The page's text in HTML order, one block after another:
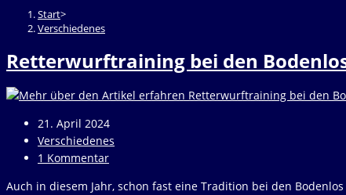
Start>
Verschiedenes
Retterwurftraining bei den
Beitrag
veröffentlicht:
21. April 2024
Beitrags-
Kategorie:
Verschiedenes
Beitrags-
1 Kommentar
Auch in diesem Jahr, schon fast eine Tradition bei den